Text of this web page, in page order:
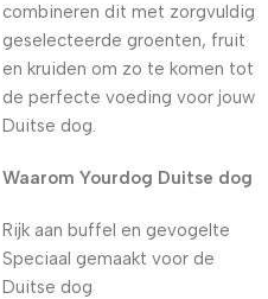
combineren dit met zorgvuldig
geselecteerde groenten, fruit
en kruiden om zo te komen tot
de perfecte voeding voor jouw
Duitse dog.
Waarom Yourdog Duitse dog
Rijk aan buffel en gevogelte
Speciaal gemaakt voor de
Duitse dog